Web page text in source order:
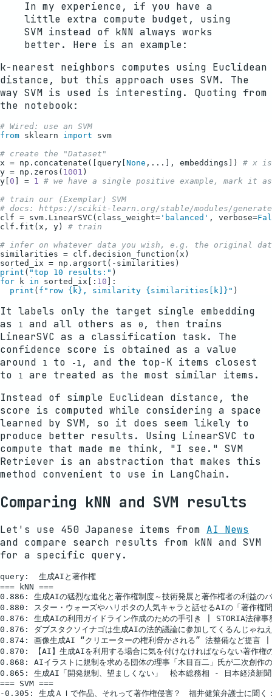
In my experience, if you have a
little extra compute budget, using
SVM instead of kNN always works
better. Here is an example:
k-nearest neighbors computes using Euclidean
distance, but this approach uses SVM. The
way SVM is used is interesting. Quoting from
the notebook:
# Wired: use an SVM
from sklearn import svm
# create the "Dataset"
x = np.concatenate([query[None ,...], embeddings]) # x is
y = np.zeros( 1001 )
y[0 ] = 1
# we have a single positive example, mark it
# train our (Exemplar) SVM
# docs: https://scikit-learn.org/stable/modules/
clf = svm.LinearSVC(class_weight= 'balanced' , verbose=
clf.fit(x, y) # train
# infer on whatever data you wish, e.g. the original
similarities = clf.decision_function(x)
print ( "top 10 results:"
for k in sorted_ix[: 10 ]:
print ( f"row {k} , similarity {similarities[k]} "
It labels only the target single embedding
as
1 and all others as 0 , then trains
LinearSVC as a classification task. The
confidence score is obtained as a value
around
1 to -1 , and the top-K items closest
to
1
are treated as the most similar items.
Instead of simple Euclidean distance, the
score is computed while considering a space
learned by SVM, so it does seem likely to
produce better results. Using LinearSVC to
compute that made me think, "I see." SVM
Retriever is an abstraction that makes this
method convenient to use in LangChain.
Comparing kNN and SVM results
Let's use 450 Japanese items from AI News
and compare search results from kNN and SVM
for a specific query.
query:  生成AIと著作権
=== kNN ===
0.886: 生成AIの猛烈な進化と著作権制度～技術発展と著作権者の利益の
0.880: スター・ウォーズやハリポタの人気キャラと話せるAIの「著作
0.876: 生成AIの利用ガイドライン作成のための手引き | STORIA法律事
0.876: ダブスタクソイナゴは生成AIの法的議論に参加してくるんじゃね
0.874: 画像生成AI “クリエーターの権利脅かされる” 法整備など提言
0.870: 【AI】生成AIを利用する場合に気を付けなければならない著作権
0.868: AIイラストに規制を求める団体の理事「木目百二」氏が二次創
0.865: 生成AI「開発規制、望ましくない」　松本総務相 - 日本経済新聞
=== SVM ===
-0.305: 生成ＡＩで作品、それって著作権侵害？　福井健策弁護士に聞く